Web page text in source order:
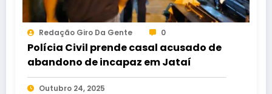
Redação Giro Da Gente 0
Polícia Civil prende casal acusado de
abandono de incapaz em Jataí
Outubro 24, 2025